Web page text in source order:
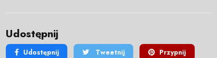
Udostępnij
Udostępnij Tweetnij Przypnij